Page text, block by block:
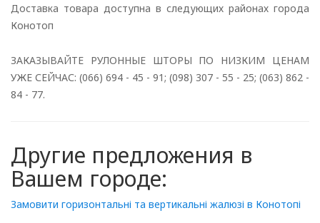
Доставка товара доступна в следующих районах города
Конотоп
ЗАКАЗЫВАЙТЕ РУЛОННЫЕ ШТОРЫ ПО НИЗКИМ ЦЕНАМ
УЖЕ СЕЙЧАС: (066) 694 - 45 - 91; (098) 307 - 55 - 25; (063) 862 -
84 - 77.
Другие предложения в
Вашем городе:
Замовити горизонтальні та вертикальні жалюзі в Конотопі